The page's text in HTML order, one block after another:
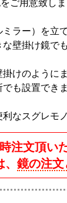
ご用意致しま
ラー）を立
壁掛け鏡で
けのように
も設置できま
なスグレモ
文頂い
鏡の注文